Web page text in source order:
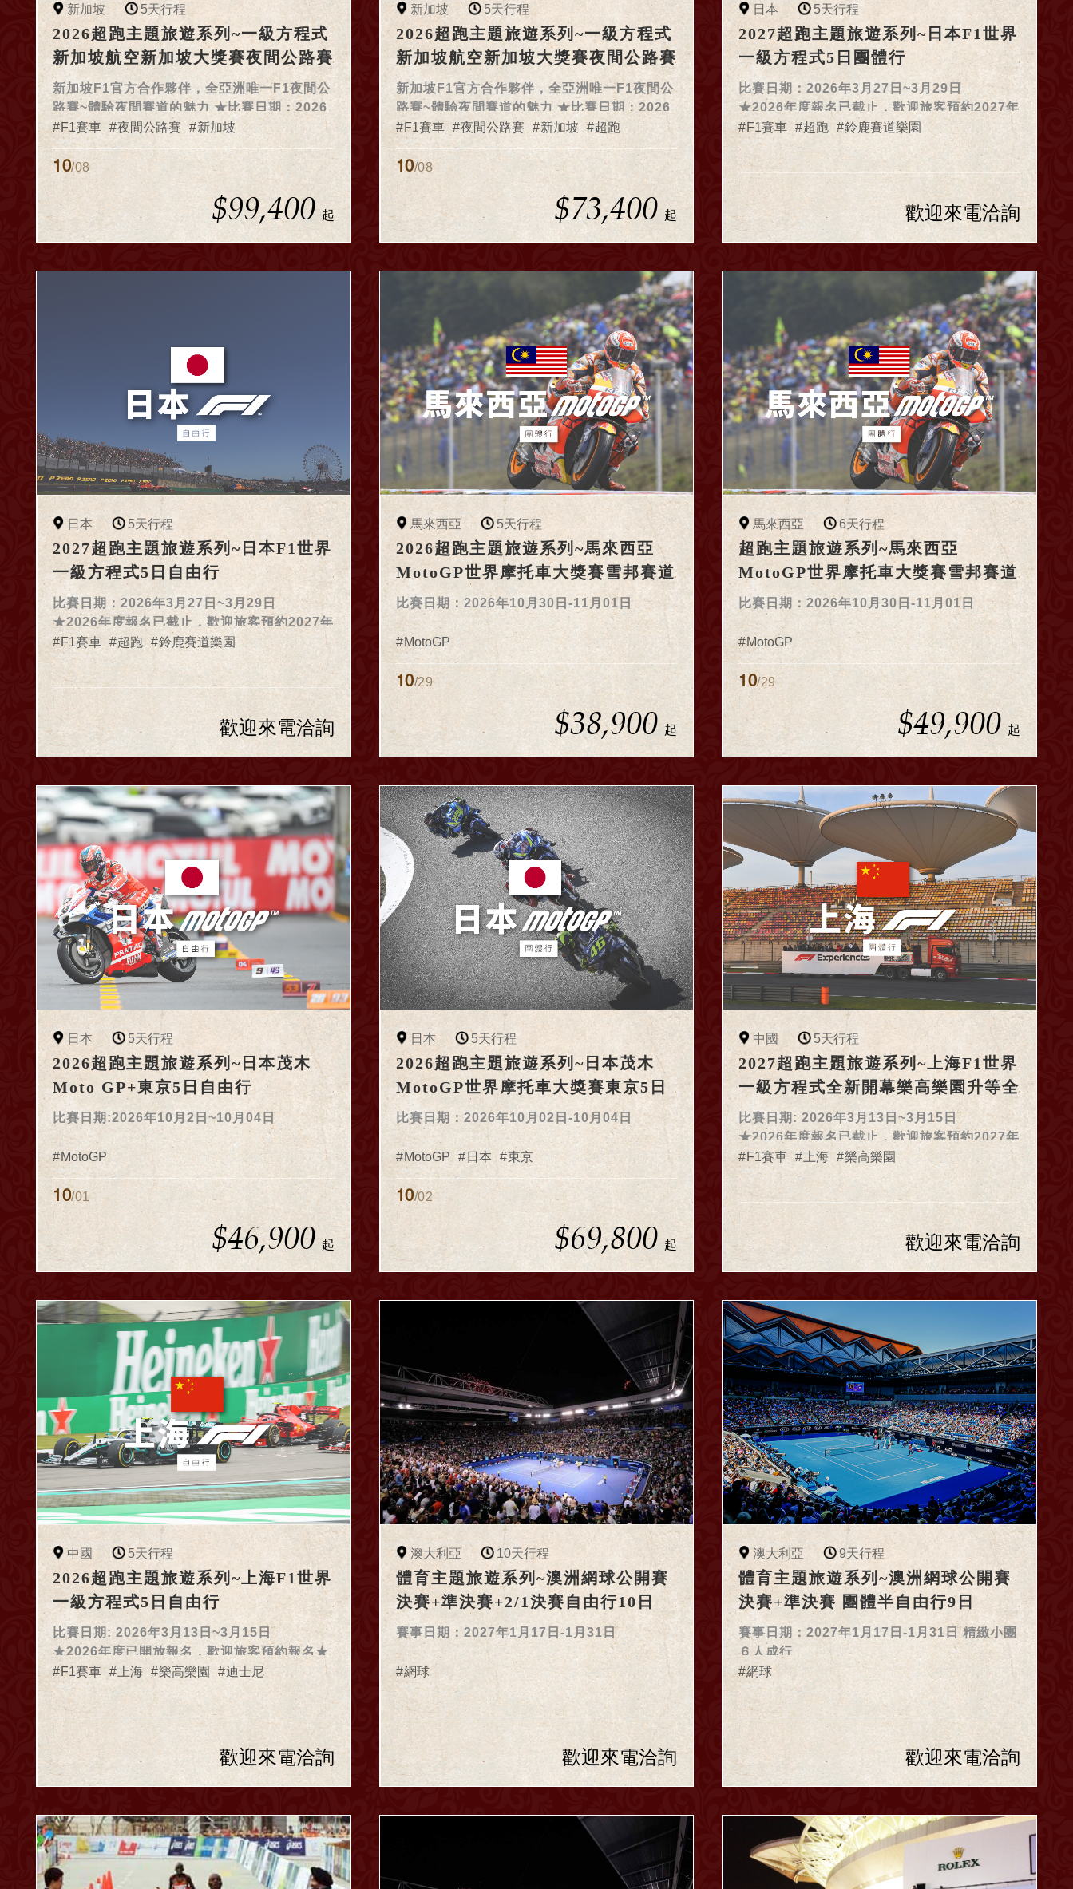
新加坡 5天行程
2026超跑主題旅遊系列~一級方程式
新加坡航空新加坡大獎賽夜間公路賽
5日豪華團體半自由行
新加坡F1官方合作夥伴，全亞洲唯一F1夜間公
路賽~體驗夜間賽道的魅力 ★比賽日期：2026
年10月09日- 10月11日★ ★2026年度已開放
報名，歡迎旅客預約報名★
F1賽車 夜間公路賽 新加坡
10/08
$99,400 起
新加坡 5天行程
2026超跑主題旅遊系列~一級方程式
新加坡航空新加坡大獎賽夜間公路賽
5日團體自由行
新加坡F1官方合作夥伴，全亞洲唯一F1夜間公
路賽~體驗夜間賽道的魅力 ★比賽日期：2026
年10月09日- 10月11日★ ★2026年度已開放
報名，歡迎旅客預約報名★
F1賽車 夜間公路賽 新加坡 超跑
10/08
$73,400 起
日本 5天行程
2027超跑主題旅遊系列~日本F1世界
一級方程式5日團體行
比賽日期：2026年3月27日~3月29日
★2026年度報名已截止，歡迎旅客預約2027年
資訊★
F1賽車 超跑 鈴鹿賽道樂園
歡迎來電洽詢
日本 5天行程
2027超跑主題旅遊系列~日本F1世界
一級方程式5日自由行
比賽日期：2026年3月27日~3月29日
★2026年度報名已截止，歡迎旅客預約2027年
資訊★
F1賽車 超跑 鈴鹿賽道樂園
歡迎來電洽詢
馬來西亞 5天行程
2026超跑主題旅遊系列~馬來西亞
MotoGP世界摩托車大獎賽雪邦賽道
5日車迷朝聖團
比賽日期：2026年10月30日-11月01日
MotoGP
10/29
$38,900 起
馬來西亞 6天行程
超跑主題旅遊系列~馬來西亞
MotoGP世界摩托車大獎賽雪邦賽道
6日93應援豪華團(不購物)
比賽日期：2026年10月30日-11月01日
MotoGP
10/29
$49,900 起
日本 5天行程
2026超跑主題旅遊系列~日本茂木
Moto GP+東京5日自由行
比賽日期:2026年10月2日~10月04日
MotoGP
10/01
$46,900 起
日本 5天行程
2026超跑主題旅遊系列~日本茂木
MotoGP世界摩托車大獎賽東京5日
車迷朝聖團
比賽日期：2026年10月02日-10月04日
MotoGP 日本 東京
10/02
$69,800 起
中國 5天行程
2027超跑主題旅遊系列~上海F1世界
一級方程式全新開幕樂高樂園升等全
程五星酒店豪華5日團體遊
比賽日期: 2026年3月13日~3月15日
★2026年度報名已截止，歡迎旅客預約2027年
資訊★
F1賽車 上海 樂高樂園
歡迎來電洽詢
中國 5天行程
2026超跑主題旅遊系列~上海F1世界
一級方程式5日自由行
比賽日期: 2026年3月13日~3月15日
★2026年度已開放報名，歡迎旅客預約報名★
F1賽車
上海 樂高樂園 迪士尼
歡迎來電洽詢
澳大利亞 10天行程
體育主題旅遊系列~澳洲網球公開賽
決賽+準決賽+2/1決賽自由行10日
賽事日期：2027年1月17日-1月31日
網球
歡迎來電洽詢
澳大利亞 9天行程
體育主題旅遊系列~澳洲網球公開賽
決賽+準決賽 團體半自由行9日
賽事日期：2027年1月17日-1月31日 精緻小團
６人成行
網球
歡迎來電洽詢